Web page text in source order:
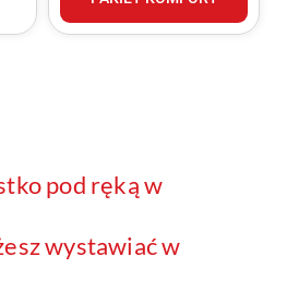
pod ręką w
wystawiać w